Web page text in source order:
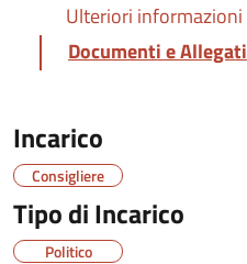
Ulteriori informazioni
Documenti e Allegati
Incarico
Consigliere
Tipo di Incarico
Politico